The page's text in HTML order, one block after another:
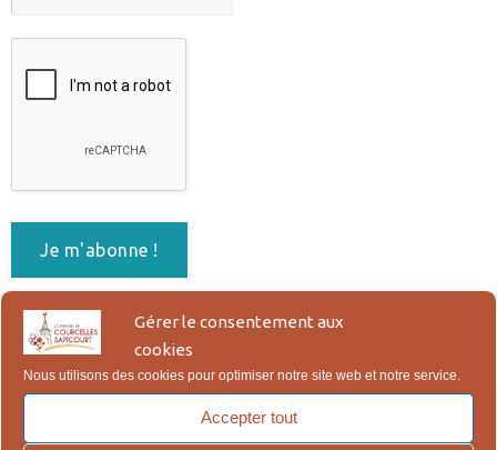
Gérer le consentement aux
cookies
Nous utilisons des cookies pour optimiser notre site web et notre service.
Accepter tout
En vous abonnant, vous acceptez notre Politique de
Confidentialité, qui figure en bas de page.